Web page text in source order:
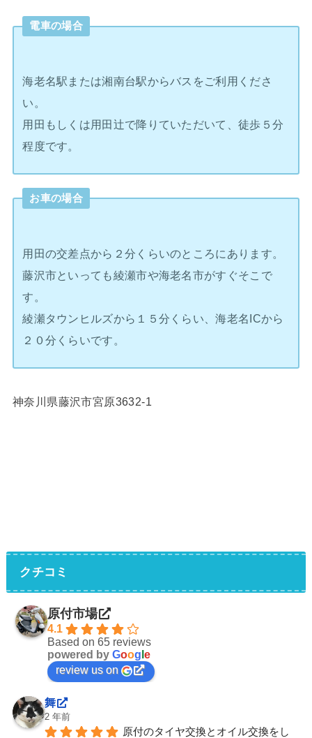
電車の場合
海老名駅または湘南台駅からバスをご利用くださ
い。
用田もしくは用田辻で降りていただいて、徒歩５分
程度です。
お車の場合
用田の交差点から２分くらいのところにあります。
藤沢市といっても綾瀬市や海老名市がすぐそこで
す。
綾瀬タウンヒルズから１５分くらい、海老名ICから
２０分くらいです。
神奈川県藤沢市宮原3632-1
クチコミ
原付市場
4.1
Based on 65 reviews
powered by Goog e
review us on
舞
2 年前
原付のタイヤ交換とオイル交換をし